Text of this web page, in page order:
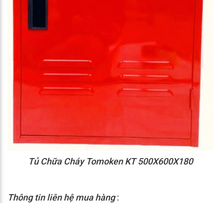
Tủ Chữa Cháy Tomoken KT 500X600X180
Thông tin liên hệ mua hàng: